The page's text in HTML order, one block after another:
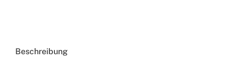
Beschreibung